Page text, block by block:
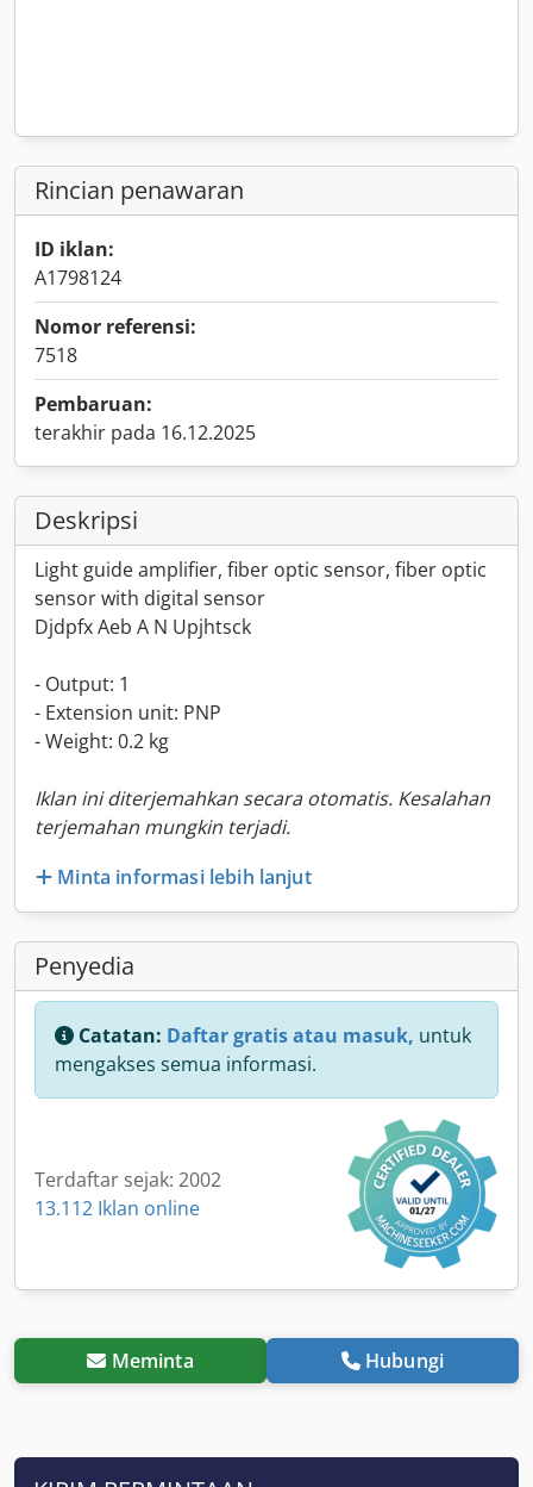
Rincian penawaran
ID iklan:
A1798124
Nomor referensi:
7518
Pembaruan:
terakhir pada 16.12.2025
Deskripsi
Light guide amplifier, fiber optic sensor, fiber optic
sensor with digital sensor
Djdpfx Aeb A N Upjhtsck
- Output: 1
- Extension unit: PNP
- Weight: 0.2 kg
Iklan ini diterjemahkan secara otomatis. Kesalahan
terjemahan mungkin terjadi.
Minta informasi lebih lanjut
Penyedia
Catatan: Daftar gratis atau masuk, untuk
mengakses semua informasi.
Terdaftar sejak: 2002
13.112 Iklan online
Meminta Hubungi